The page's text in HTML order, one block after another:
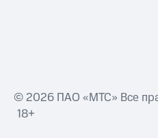
© 2026 ПАО «МТС» Все
18+